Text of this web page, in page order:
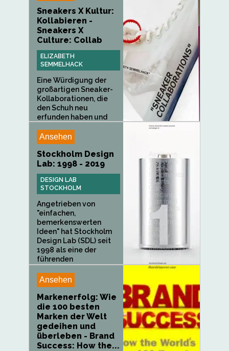
Sneakers X Kultur:
Kollabieren -
Sneakers X
Culture: Collab
ELIZABETH
SEMMELHACK
Eine Würdigung der
großartigen Sneaker-
Kollaborationen, die
den Schuh neu
erfunden haben und
Ansehen
Stockholm Design
Lab: 1998 - 2019
DESIGN LAB
STOCKHOLM
Angetrieben von
"einfachen,
bemerkenswerten
Ideen" hat Stockholm
Design Lab (SDL) seit
1998 als eine der
führenden
Ansehen
Markenerfolg: Wie
die 100 besten
Marken der Welt
gedeihen und
überleben - Brand
Success: How the...